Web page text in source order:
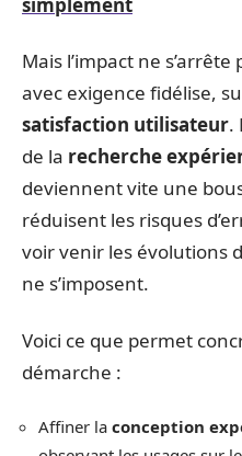
Mais l’impact ne
avec exigence fidélise,
satisfaction utilisateur.
de la recherche
deviennent vite une
réduisent les risques
voir venir les évolutions
ne s’imposent.
Voici ce que permet
démarche :
Affiner la conception